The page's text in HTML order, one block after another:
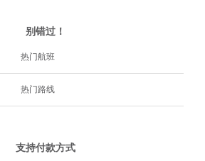
别错过！
热门航班
热门路线
支持付款方式